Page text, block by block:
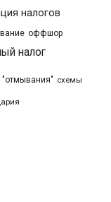
налогов
оффшор
налог
схемы